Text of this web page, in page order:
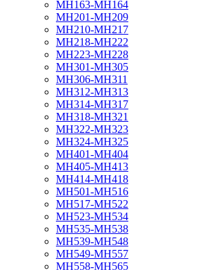
МН163-МН164
МН201-МН209
МН210-МН217
МН218-МН222
МН223-МН228
МН301-МН305
МН306-МН311
МН312-МН313
МН314-МН317
МН318-МН321
МН322-МН323
МН324-МН325
МН401-МН404
МН405-МН413
МН414-МН418
МН501-МН516
МН517-МН522
МН523-МН534
МН535-МН538
МН539-МН548
МН549-МН557
МН558-МН565